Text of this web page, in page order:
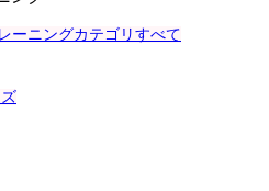
ーニングカテゴリすべて